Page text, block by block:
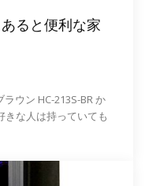
ると便利な家
ウン HC-213S-BR か
きな人は持っていても